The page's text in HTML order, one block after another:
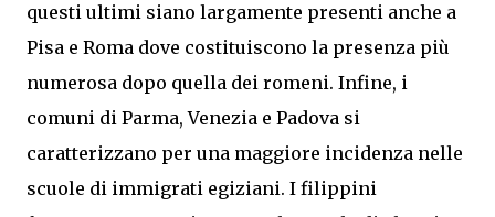
questi ultimi siano largamente presenti anche a
Pisa e Roma dove costituiscono la presenza più
numerosa dopo quella dei romeni. Infine, i
comuni di Parma, Venezia e Padova si
caratterizzano per una maggiore incidenza nelle
scuole di immigrati egiziani. I filippini